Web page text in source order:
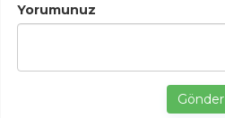
Yorumunuz
Gönder